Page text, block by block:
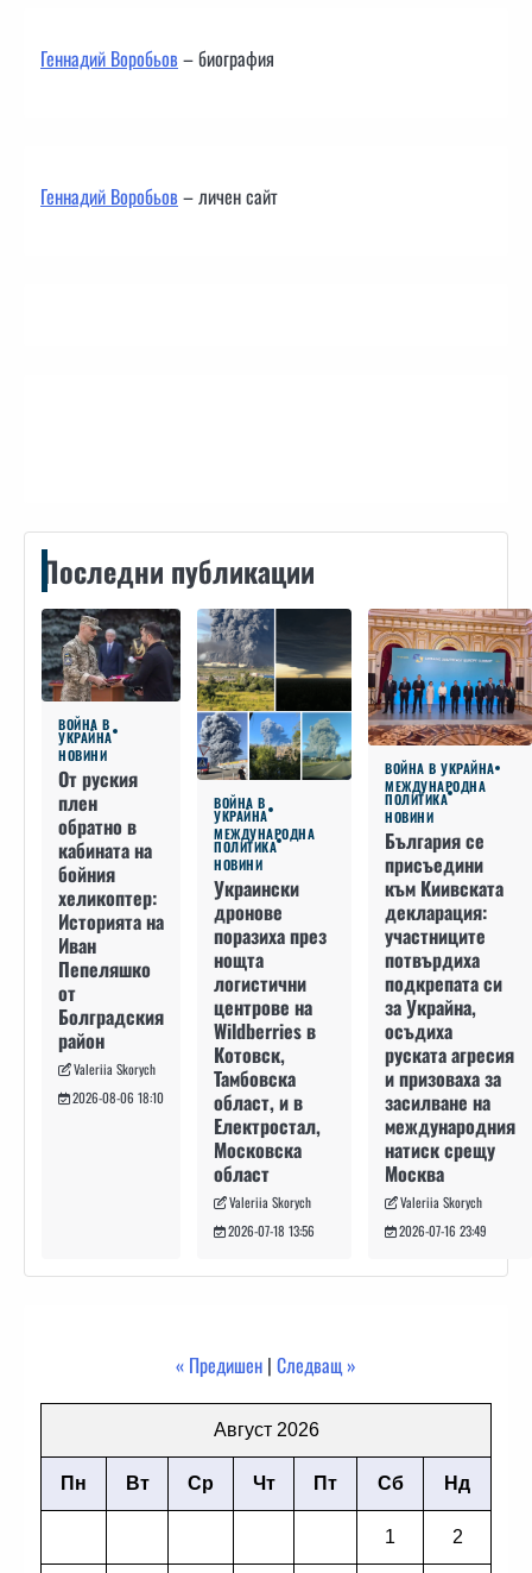
Геннадий Воробьов– биография
Геннадий Воробьов– личен сайт
Последни публикации
ВОЙНА В
УКРАЙНА
НОВИНИ
От руския
плен
обратно в
кабината на
бойния
хеликоптер:
Историята на
Иван
Пепеляшко
от
Болградския
район
Valeriia Skorych
2026-08-06 18:10
ВОЙНА В
УКРАЙНА
МЕЖДУНАРОДНА
ПОЛИТИКА
НОВИНИ
Украински
дронове
поразиха през
нощта
логистични
центрове на
Wildberries в
Котовск,
Тамбовска
област, и в
Електростал,
Московска
област
Valeriia Skorych
2026-07-18 13:56
ВОЙНА В УКРАЙНА
МЕЖДУНАРОДНА
ПОЛИТИКА
НОВИНИ
България се
присъедини
към Киивската
декларация:
участниците
потвърдиха
подкрепата си
за Украйна,
осъдиха
руската агресия
и призоваха за
засилване на
международния
натиск срещу
Москва
Valeriia Skorych
2026-07-16 23:49
« Предишен | Следващ »
Август 2026
Пн Вт Ср Чт Пт Сб Нд
1 2